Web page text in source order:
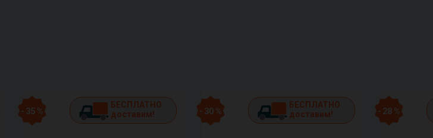
- 35 %
БЕСПЛАТНО
доставим!
- 30 %
БЕСПЛАТНО
доставим!
- 28 %